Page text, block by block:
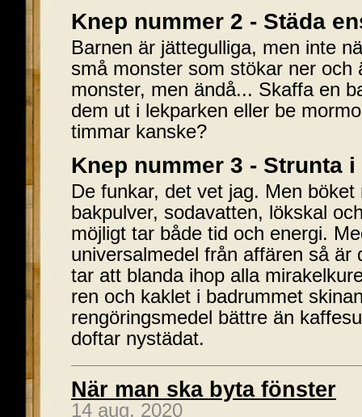
Knep nummer 2 - Städa
Barnen är jättegulliga, men inte
små monster som stökar ner och
monster, men ändå... Skaffa en
dem ut i lekparken eller be
timmar kanske?
Knep nummer 3 - Strunta
De funkar, det vet jag. Men
bakpulver, sodavatten, lökskal
möjligt tar både tid och energi.
universalmedel från affären så är
tar att blanda ihop alla
ren och kaklet i badrummet
rengöringsmedel bättre än
doftar nystädat.
När man ska byta fönster
14 aug. 2020